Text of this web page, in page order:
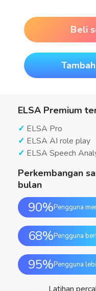
Beli
ELSA Premium
ELSA Pro
ELSA AI role play
ELSA Speech
Perkembangan
bulan
90%Pengguna
68%Pengguna
95%Pengguna